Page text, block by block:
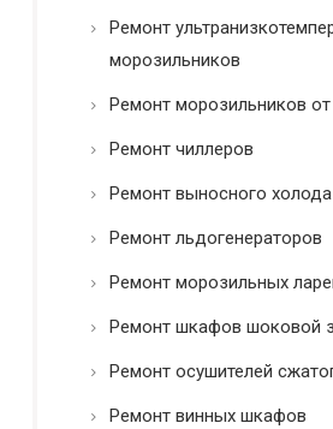
Ремонт
морозильников
Ремонт морозильников
Ремонт чиллеров
Ремонт выносного холода
Ремонт льдогенераторов
Ремонт морозильных
Ремонт шкафов шоковой
Ремонт осушителей
Ремонт винных шкафов